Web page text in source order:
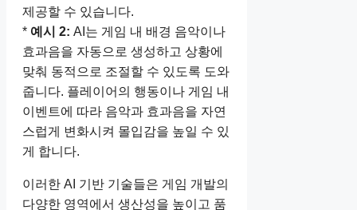
제공할 수 있습니다.
* 예시 2: AI는 게임 내 배경 음악이나
효과음을 자동으로 생성하고 상황에
맞춰 동적으로 조절할 수 있도록 도와
줍니다. 플레이어의 행동이나 게임 내
이벤트에 따라 음악과 효과음을 자연
스럽게 변화시켜 몰입감을 높일 수 있
게 합니다.
이러한 AI 기반 기술들은 게임 개발의
다양한 영역에서 생산성을 높이고 품